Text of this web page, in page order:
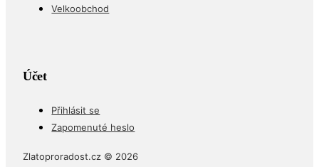
Velkoobchod
Účet
Přihlásit se
Zapomenuté heslo
Zlatoproradost.cz © 2026